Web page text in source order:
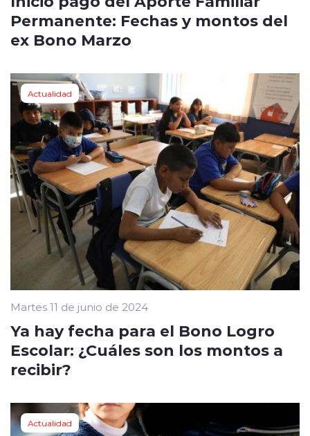
Permanente: Fechas y montos del
ex Bono Marzo
Actualidad
Martes 11 de junio de 2024
Ya hay fecha para el Bono Logro
Escolar: ¿Cuáles son los montos a
recibir?
Actualidad